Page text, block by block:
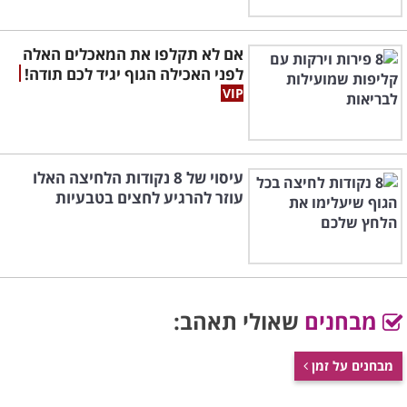
אם לא תקלפו את המאכלים האלה
לפני האכילה הגוף יגיד לכם תודה!
עיסוי של 8 נקודות הלחיצה האלו
עוזר להרגיע לחצים בטבעיות
מבחנים שאולי תאהב:
מבחנים על זמן